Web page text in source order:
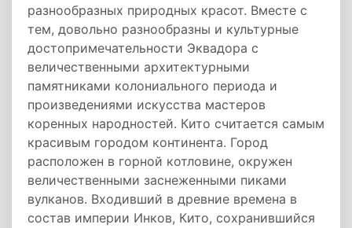
разнообразных природных красот. Вместе с
тем, довольно разнообразны и культурные
достопримечательности Эквадора с
величественными архитектурными
памятниками колониального периода и
произведениями искусства мастеров
коренных народностей. Кито считается самым
красивым городом континента. Город
расположен в горной котловине, окружен
величественными заснеженными пиками
вулканов. Входивший в древние времена в
состав империи Инков, Кито, сохранившийся